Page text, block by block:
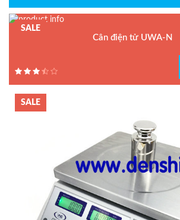
Cân sàn 10 tấn
Model : Cân sàn điện tử DI-28SS
Hãng sản xuất : DIGI
Bảo hành: 2 năm
SALE
Cân điện tử UWA-N
Hãng sản xuất : UTE
SALE